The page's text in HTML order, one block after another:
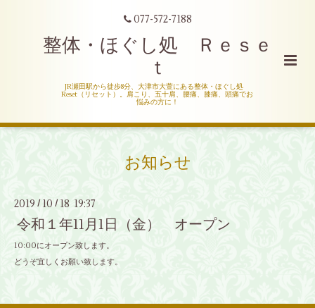
077-572-7188
整体・ほぐし処 Ｒｅｓｅ
ｔ
JR瀬田駅から徒歩8分、大津市大萱にある整体・ほぐし処
Reset（リセット）。肩こり、五十肩、腰痛、膝痛、頭痛でお
悩みの方に！
お知らせ
2019 / 10 / 18 19:37
令和１年11月1日（金） オープン
10:00にオープン致します。
どうぞ宜しくお願い致します。